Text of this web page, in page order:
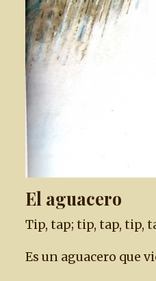
El aguacero
Tip, tap; tip, tap, tip,
Es un aguacero que